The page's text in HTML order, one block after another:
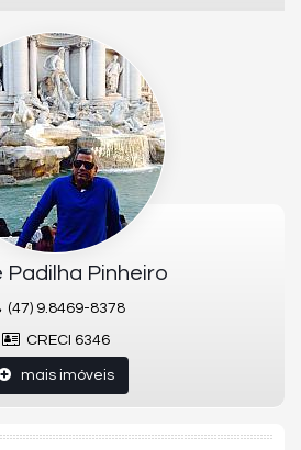
porta de entrada
quente
de praia
individuais
Padilha Pinheiro
(47) 9.8469-8378
CRECI 6346
mais imóveis